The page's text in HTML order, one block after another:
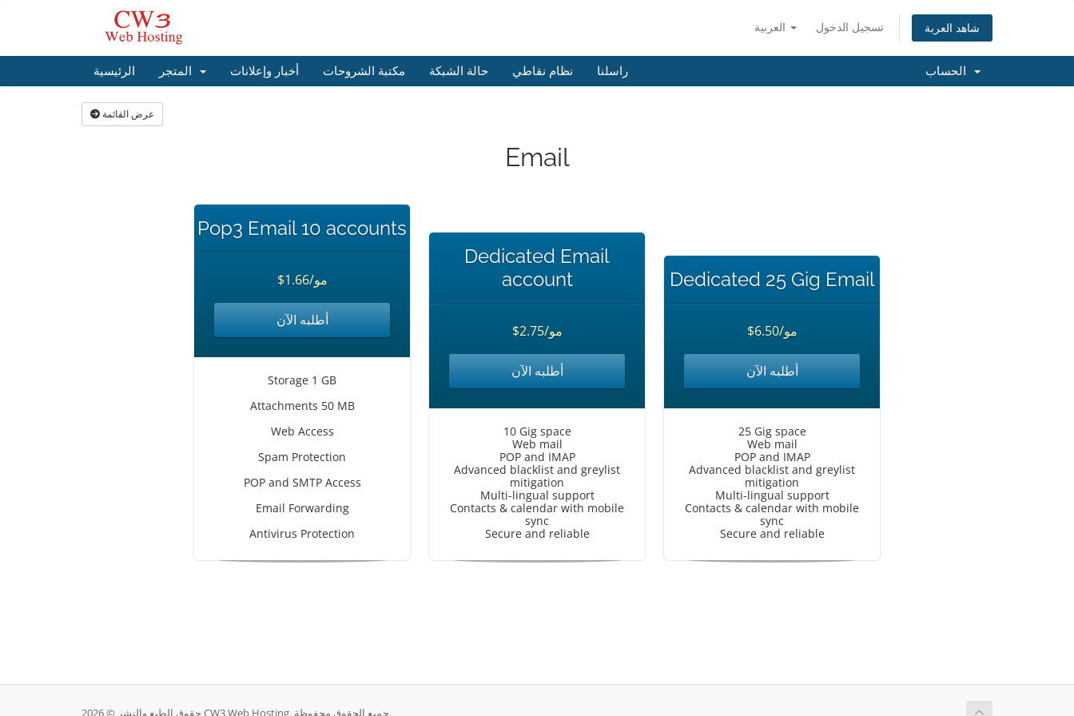
تسجيل الدخول شاهد العربة
الرئيسية أخبار وإعلانات مكتبة الشروحات حالة الشبكة نظام نقاطي راسلنا
عرض القائمة
Email
Pop3 Email 10 accounts
$1.66/مو
أطلبه الآن
Storage 1 GB
Attachments 50 MB
Web Access
Spam Protection
POP and SMTP Access
Email Forwarding
Antivirus Protection
Dedicated Email
account
$2.75/مو
أطلبه الآن
10 Gig space
Web mail
POP and IMAP
Advanced blacklist and greylist
mitigation
Multi-lingual support
Contacts & calendar with mobile
sync
Secure and reliable
Dedicated 25 Gig Email
$6.50/مو
أطلبه الآن
25 Gig space
Web mail
POP and IMAP
Advanced blacklist and greylist
mitigation
Multi-lingual support
Contacts & calendar with mobile
sync
Secure and reliable
حقوق الطبع والنشر © 2026 CW3 Web Hosting. جميع الحقوق محفوظة.